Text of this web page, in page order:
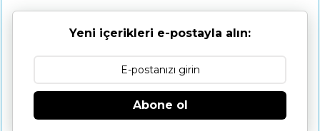
Yeni içerikleri e-postayla alın:
Abone ol